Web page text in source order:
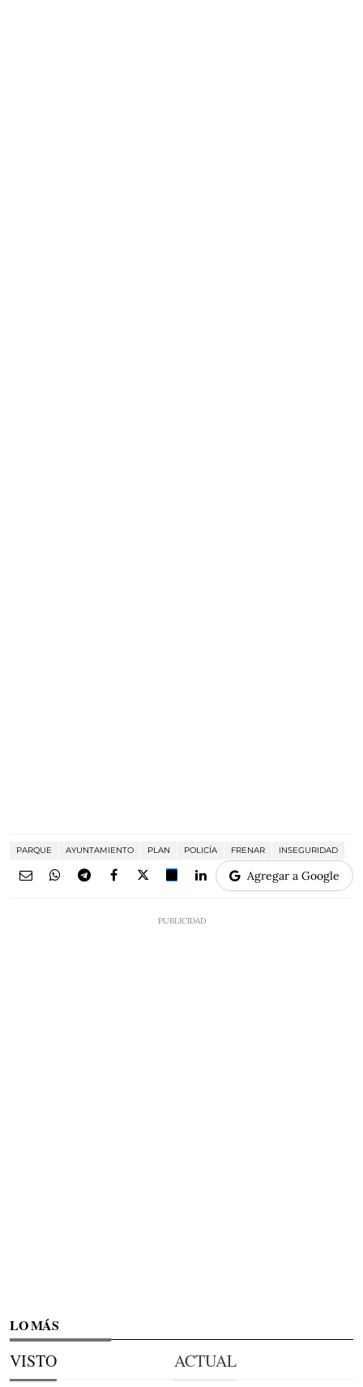
PARQUE AYUNTAMIENTO PLAN POLICÍA FRENAR INSEGURIDAD
Agregar a Google
LO MÁS
VISTO ACTUAL